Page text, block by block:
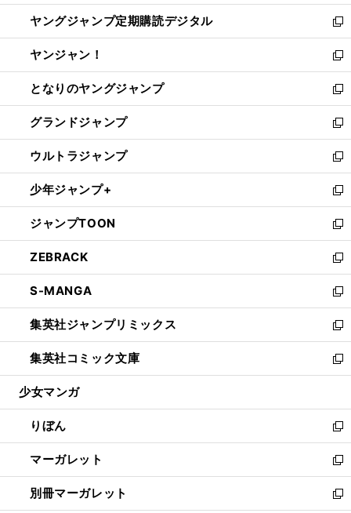
開
く
ウ
で
開
く
ン
ド
ウ
で
開
く
し
い
ウ
ィ
ン
ド
ウ
で
開
く
ヤングジャンプ定期購読デジタル
新
し
い
ウ
ィ
ン
ド
ウ
で
開
く
ヤンジャン！
新
し
い
ウ
ィ
ン
ド
ウ
で
開
く
となりのヤングジャンプ
新
し
い
ウ
ィ
ン
ド
ウ
で
開
く
グランドジャンプ
新
し
い
ウ
ィ
ン
ド
ウ
で
開
く
ウルトラジャンプ
新
し
い
ウ
ィ
ン
ド
ウ
で
開
く
少年ジャンプ+
新
し
い
ウ
ィ
ン
ド
ウ
で
開
く
ジャンプTOON
新
し
い
ウ
ィ
ン
ド
ウ
で
開
ZEBRACK
新
し
い
ウ
ィ
ン
ド
ウ
開
く
S-MANGA
新
し
い
ウ
ィ
ン
ウ
で
開
く
集英社ジャンプリミックス
新
し
い
ウ
ン
ド
ウ
で
開
く
集英社コミック文庫
新
し
ウ
ィ
ン
ド
ウ
で
開
少女マンガ
りぼん
新
し
い
ウ
ィ
マーガレット
新
し
い
別冊マーガレット
新